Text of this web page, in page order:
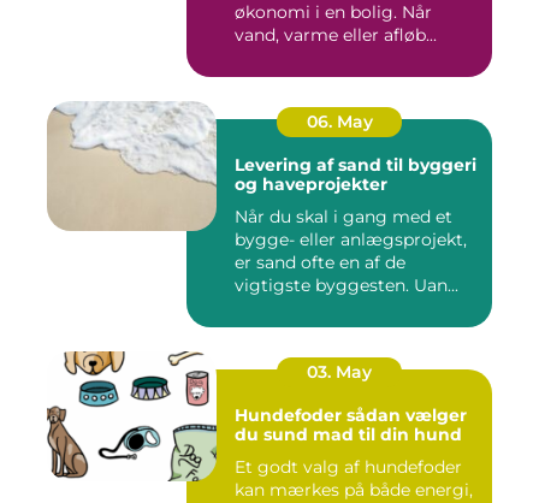
økonomi i en bolig. Når
vand, varme eller afløb...
06. May
Levering af sand til byggeri
og haveprojekter
Når du skal i gang med et
bygge- eller anlægsprojekt,
er sand ofte en af de
vigtigste byggesten. Uan...
03. May
Hundefoder sådan vælger
du sund mad til din hund
Et godt valg af hundefoder
kan mærkes på både energi,